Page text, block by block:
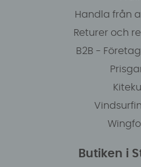
Handla från
Returer och
B2B -
Butiken i